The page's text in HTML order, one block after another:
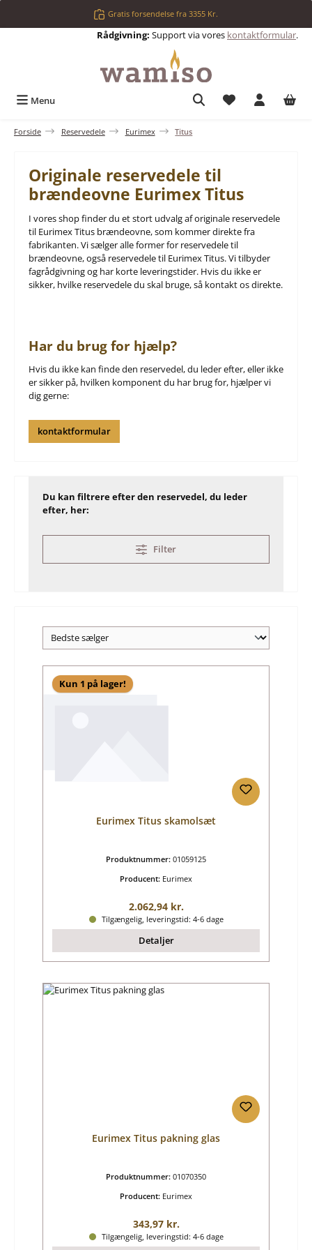
Gratis forsendelse fra 3355 Kr.
Rådgivning: Support via vores kontaktformular.
Menu Du har 0
Forside Reservedele Eurimex Titus
Originale reservedele til
brændeovne Eurimex Titus
I vores shop finder du et stort udvalg af originale reservedele
til Eurimex Titus brændeovne, som kommer direkte fra
fabrikanten. Vi sælger alle former for reservedele til
brændeovne, også reservedele til Eurimex Titus. Vi tilbyder
fagrådgivning og har korte leveringstider. Hvis du ikke er
sikker, hvilke reservedele du skal bruge, så kontakt os direkte.
Har du brug for hjælp?
Hvis du ikke kan finde den reservedel, du leder efter, eller ikke
er sikker på, hvilken komponent du har brug for, hjælper vi
dig gerne:
kontaktformular
Du kan filtrere efter den reservedel, du leder
efter, her:
Filter
Kun 1 på lager!
Eurimex Titus skamolsæt
Produktnummer: 01059125
Producent: Eurimex
Almindelig pris:
2.062,94 kr.
Tilgængelig, leveringstid: 4-6 dage
Detaljer
Eurimex Titus pakning glas
Produktnummer: 01070350
Producent: Eurimex
Almindelig pris:
343,97 kr.
Tilgængelig, leveringstid: 4-6 dage